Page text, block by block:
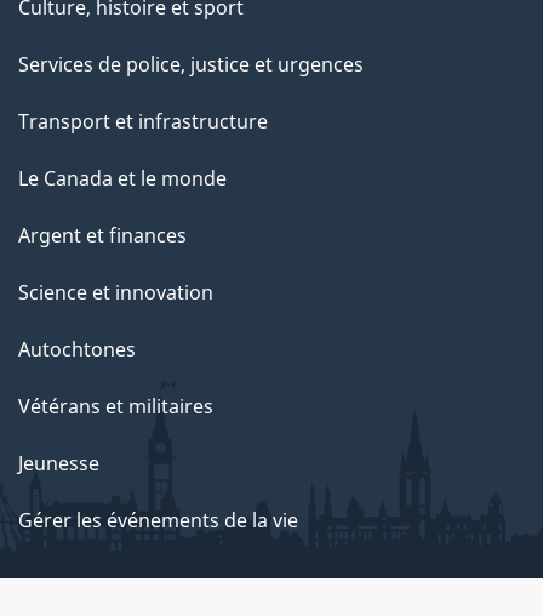
Culture, histoire et sport
Services de police, justice et urgences
Transport et infrastructure
Le Canada et le monde
Argent et finances
Science et innovation
Autochtones
Vétérans et militaires
Jeunesse
Gérer les événements de la vie